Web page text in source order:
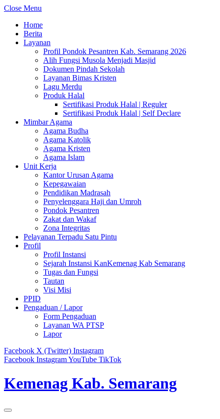
Close Menu
Home
Berita
Layanan
Profil Pondok Pesantren Kab. Semarang 2026
Alih Fungsi Musola Menjadi Masjid
Dokumen Pindah Sekolah
Layanan Bimas Kristen
Lagu Merdu
Produk Halal
Sertifikasi Produk Halal | Reguler
Sertifikasi Produk Halal | Self Declare
Mimbar Agama
Agama Budha
Agama Katolik
Agama Kristen
Agama Islam
Unit Kerja
Kantor Urusan Agama
Kepegawaian
Pendidikan Madrasah
Penyelenggara Haji dan Umroh
Pondok Pesantren
Zakat dan Wakaf
Zona Integritas
Pelayanan Terpadu Satu Pintu
Profil
Profil Instansi
Sejarah Instansi KanKemenag Kab Semarang
Tugas dan Fungsi
Tautan
Visi Misi
PPID
Pengaduan / Lapor
Form Pengaduan
Layanan WA PTSP
Lapor
Facebook X (Twitter) Instagram
Facebook InstagramYouTube TikTok
Kemenag Kab. Semarang